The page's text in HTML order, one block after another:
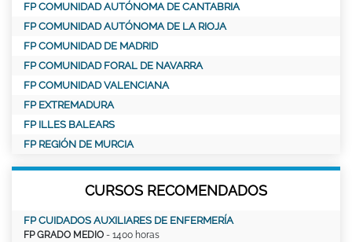
FP COMUNIDAD AUTÓNOMA DE CANTABRIA
FP COMUNIDAD AUTÓNOMA DE LA RIOJA
FP COMUNIDAD DE MADRID
FP COMUNIDAD FORAL DE NAVARRA
FP COMUNIDAD VALENCIANA
FP EXTREMADURA
FP ILLES BALEARS
FP REGIÓN DE MURCIA
CURSOS RECOMENDADOS
FP CUIDADOS AUXILIARES DE ENFERMERÍA
FP GRADO MEDIO - 1400 horas